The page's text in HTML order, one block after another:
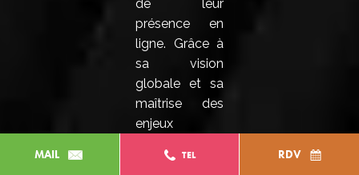
MAIL TEL RDV
de leur
présence en
ligne. Grâce à
sa vision
globale et sa
maîtrise des
enjeux
conçoit des